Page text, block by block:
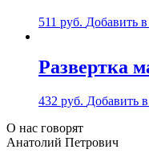
511 руб. Добавить
Развертка
432 руб. Добавить
О нас говорят
Анатолий Петрович